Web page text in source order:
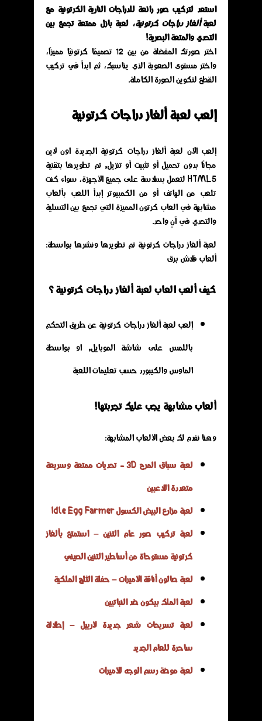
استعد لتركيب صور رائعة للدراجات النارية الكرتونية مع
لعبةألغاز دراجات كرتونية، لعبة بازل ممتعة تجمع بين
التحدي والمتعة البصرية!
اختر صورتك المفضلة من بين 12 تصميمًا كرتونيًا مميزًا،
واختر مستوى الصعوبة الذي يناسبك، ثم ابدأ في تركيب
القطع لتكوين الصورة الكاملة.
إلعب لعبة ألغاز دراجات كرتونية
إلعب الآن لعبة ألغاز دراجات كرتونية الجديدة اون لاين
مجانًا بدون تحميل أو تثبيت أو تنزيل, تم تطويرها بتقنية
HTML5 لتعمل بسلاسة على جميع الأجهزة، سواء كنت
تلعب من الهاتف أو من الكمبيوتر إبدأ اللعب بألعاب
مشابهة في العاب كرتون المميزة التي تجمع بين التسلية
والتحدي في آنٍ واحد.
لعبة ألغاز دراجات كرتونية تم تطويرها ونشرها بواسطة:
ألعاب فلاش برق
كيف ألعب العاب لعبة ألغاز دراجات كرتونية ؟
إلعب لعبة ألغاز دراجات كرتونية عن طريق التحكم
باللمس على شاشة الموبايل, او بواسطة
الماوس والكيبورد حسب تعليمات اللعبة
ألعاب مشابهة يجب عليك تجربتها!
وهنا نفدم لك بعض الألعاب المشابهة:
لعبة سباق المرح 3D - تحديات ممتعة وسريعة
متعددة اللاعبين
لعبة مزارع البيض الكسول Idle Egg Farmer
لعبة تركيب صور عام التنين – استمتع بألغاز
كرتونية مستوحاة من أساطير التنين الصيني
لعبة صالون أناقة الأميرات – حفلة الثلج الملكية
لعبة الملك بيكون ضد النباتيين
لعبة تسريحات شعر جديدة لأرييل – إطلالة
ساحرة للعام الجديد
لعبة موضة رسم الوجه للأميرات